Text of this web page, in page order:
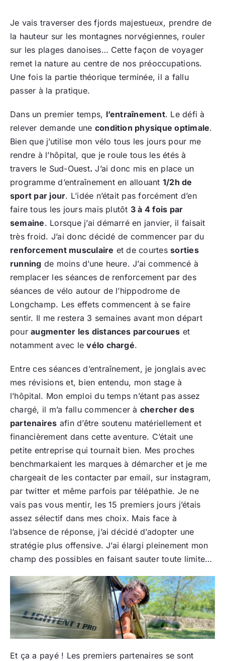
Je vais traverser des fjords majestueux, prendre de
la hauteur sur les montagnes norvégiennes, rouler
sur les plages danoises… Cette façon de voyager
remet la nature au centre de nos préoccupations.
Une fois la partie théorique terminée, il a fallu
passer à la pratique.
Dans un premier temps, l’entraînement. Le défi à
relever demande une condition physique optimale.
Bien que j’utilise mon vélo tous les jours pour me
rendre à l’hôpital, que je roule tous les étés à
travers le Sud-Ouest. J’ai donc mis en place un
programme d’entraînement en allouant 1/2h de
sport par jour. L’idée n’était pas forcément d’en
faire tous les jours mais plutôt 3 à 4 fois par
semaine. Lorsque j’ai démarré en janvier, il faisait
très froid. J’ai donc décidé de commencer par du
renforcement musculaire et de courtessorties
running de moins d’une heure. J’ai commencé à
remplacer les séances de renforcement par des
séances de vélo autour de l’hippodrome de
Longchamp. Les effets commencent à se faire
sentir. Il me restera 3 semaines avant mon départ
pouraugmenter les distances parcourues et
notamment avec levélo chargé.
Entre ces séances d’entraînement, je jonglais avec
mes révisions et, bien entendu, mon stage à
l’hôpital. Mon emploi du temps n’étant pas assez
chargé, il m’a fallu commencer à chercher des
partenaires afin d’être soutenu matériellement et
financièrement dans cette aventure. C’était une
petite entreprise qui tournait bien. Mes proches
benchmarkaient les marques à démarcher et je me
chargeait de les contacter par email, sur instagram,
par twitter et même parfois par télépathie. Je ne
vais pas vous mentir, les 15 premiers jours j’étais
assez sélectif dans mes choix. Mais face à
l’absence de réponse, j’ai décidé d’adopter une
stratégie plus offensive. J’ai élargi pleinement mon
champ des possibles en faisant sauter toute limite…
Et ça a payé ! Les premiers partenaires se sont